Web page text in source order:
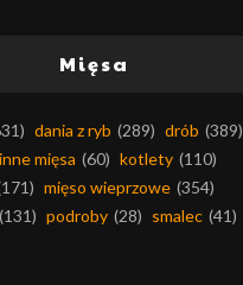
Mięsa
dania z ryb (289) drób (389)
inne mięsa (60) kotlety (110)
mięso wieprzowe (354)
(131) podroby (28) smalec (41)